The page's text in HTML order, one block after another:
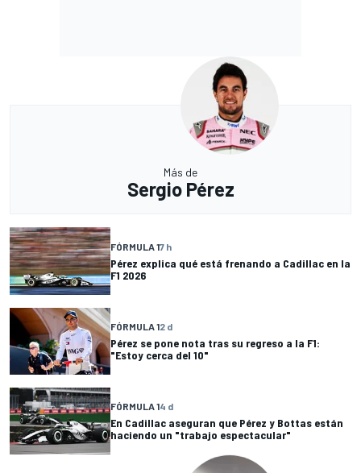
Más de
Sergio Pérez
FÓRMULA 17 h
Pérez explica qué está frenando a Cadillac en la
F1 2026
FÓRMULA 12 d
Pérez se pone nota tras su regreso a la F1:
"Estoy cerca del 10"
FÓRMULA 14 d
En Cadillac aseguran que Pérez y Bottas están
haciendo un "trabajo espectacular"